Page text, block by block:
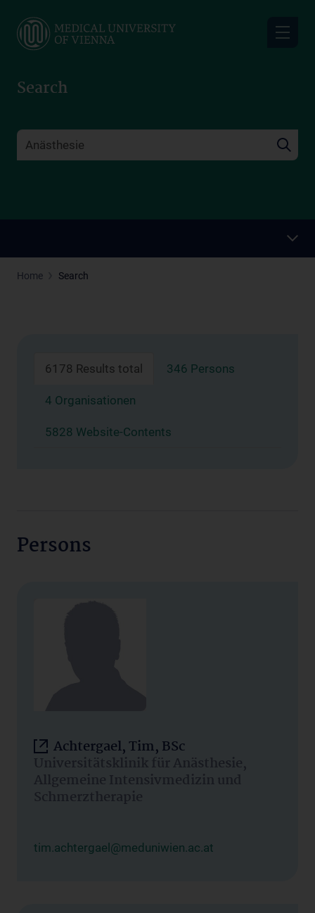
main
Search
Home Search
6178 Results total 346 Persons
4 Organisationen
5828 Website-Contents
Persons
Achtergael, Tim, BSc
Universitätsklinik für Anästhesie,
Allgemeine Intensivmedizin und
Schmerztherapie
tim.achtergael@meduniwien.ac.at